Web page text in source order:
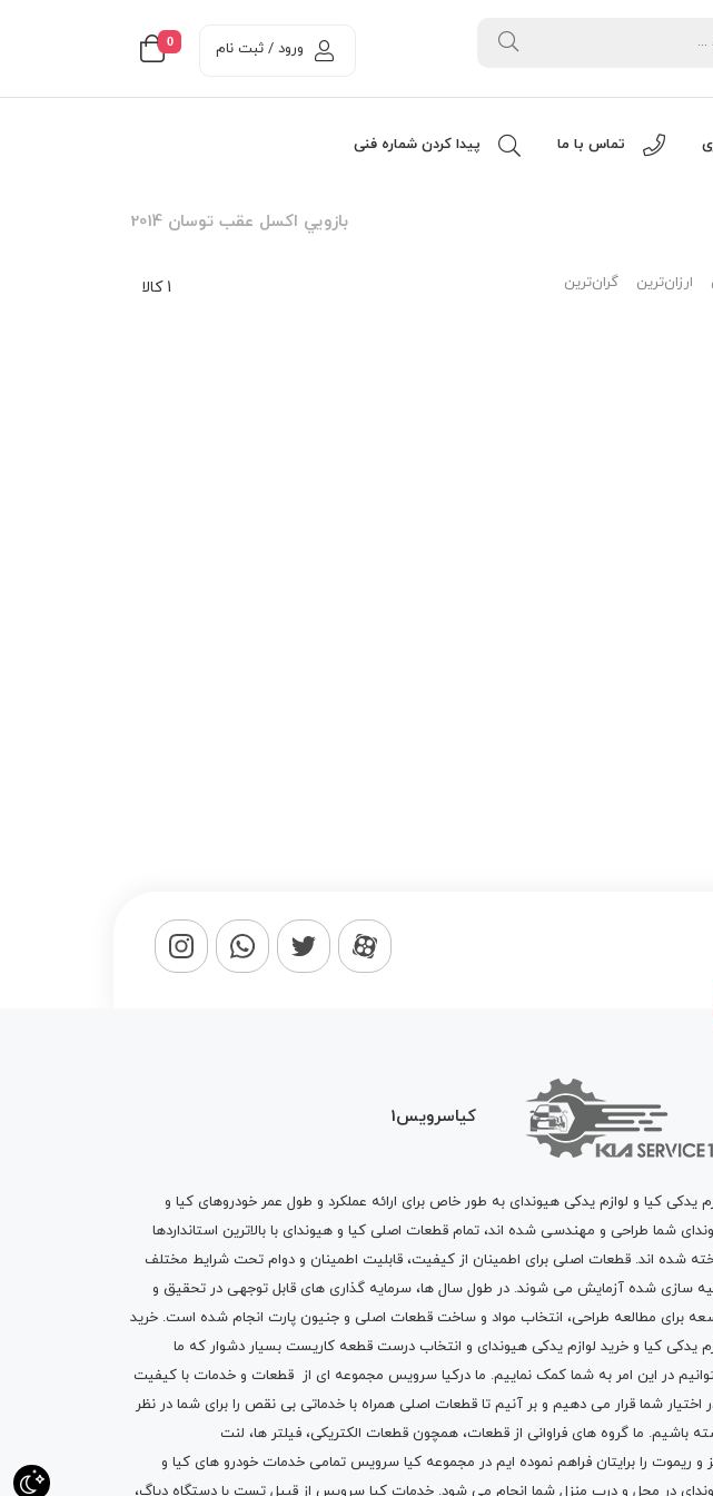
0 ورود / ثبت نام
تماس با ما پیدا کردن شماره فنی
بازويي اکسل عقب توسان 2014
1 کالا ارزان‌ترین گران‌ترین
کیاسرویس1
یدکی کیا و لوازم یدکی هیوندای به طور خاص برای ارائه عملکرد و طول عمر خودروهای کیا و
شما طراحی و مهندسی شده اند، تمام قطعات اصلی کیا و هیوندای با بالاترین استانداردها
شده اند. قطعات اصلی برای اطمینان از کیفیت، قابلیت اطمینان و دوام تحت شرایط مختلف
سازی شده آزمایش می شوند. در طول سال ها، سرمایه گذاری های قابل توجهی در تحقیق و
برای مطالعه طراحی، انتخاب مواد و ساخت قطعات اصلی و جنیون پارت انجام شده است. خرید
یدکی کیا و خرید لوازم یدکی هیوندای و انتخاب درست قطعه کاریست بسیار دشوار که ما
در این امر به شما کمک نماییم. ما درکیا سرویس مجموعه ای از قطعات و خدمات با کیفیت
اختیار شما قرار می دهیم و بر آنیم تا قطعات اصلی همراه با خدماتی بی نقص را برای شما در نظر
باشیم. ما گروه های فراوانی از قطعات، همچون قطعات الکتریکی، فیلتر ها، لنت
و ریموت را برایتان فراهم نموده ایم در مجموعه کیا سرویس تمامی خدمات خودرو های کیا و
در محل و درب منزل شما انجام می شود. خدمات کیا سرویس از قبیل تست با دستگاه دیاگ،